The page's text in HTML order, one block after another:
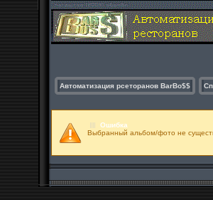
Автоматизация рсеторанов BarBo$$
Ошибка
Выбранный альбом/фото не